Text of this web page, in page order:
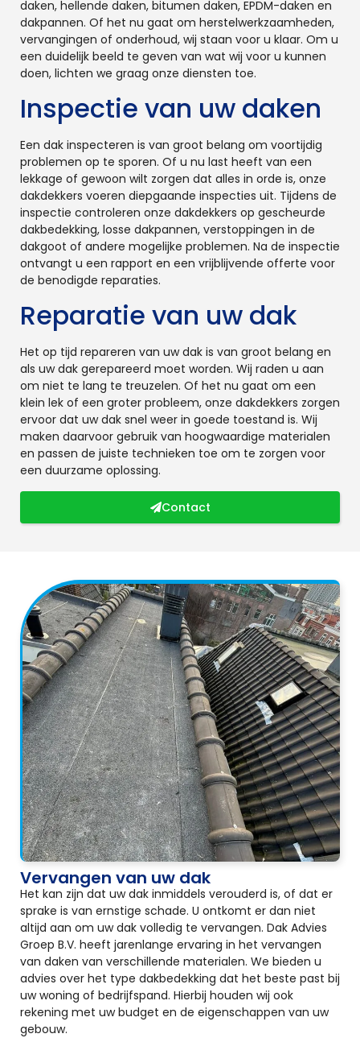
daken, hellende daken, bitumen daken, EPDM-daken en
dakpannen. Of het nu gaat om herstelwerkzaamheden,
vervangingen of onderhoud, wij staan voor u klaar. Om u
een duidelijk beeld te geven van wat wij voor u kunnen
doen, lichten we graag onze diensten toe.
Inspectie van uw daken
Een dak inspecteren is van groot belang om voortijdig
problemen op te sporen. Of u nu last heeft van een
lekkage of gewoon wilt zorgen dat alles in orde is, onze
dakdekkers voeren diepgaande inspecties uit. Tijdens de
inspectie controleren onze dakdekkers op gescheurde
dakbedekking, losse dakpannen, verstoppingen in de
dakgoot of andere mogelijke problemen. Na de inspectie
ontvangt u een rapport en een vrijblijvende offerte voor
de benodigde reparaties.
Reparatie van uw dak
Het op tijd repareren van uw dak is van groot belang en
als uw dak gerepareerd moet worden. Wij raden u aan
om niet te lang te treuzelen. Of het nu gaat om een
klein lek of een groter probleem, onze dakdekkers zorgen
ervoor dat uw dak snel weer in goede toestand is. Wij
maken daarvoor gebruik van hoogwaardige materialen
en passen de juiste technieken toe om te zorgen voor
een duurzame oplossing.
Contact
Vervangen van uw dak
Het kan zijn dat uw dak inmiddels verouderd is, of dat er
sprake is van ernstige schade. U ontkomt er dan niet
altijd aan om uw dak volledig te vervangen. Dak Advies
Groep B.V. heeft jarenlange ervaring in het vervangen
van daken van verschillende materialen. We bieden u
advies over het type dakbedekking dat het beste past bij
uw woning of bedrijfspand. Hierbij houden wij ook
rekening met uw budget en de eigenschappen van uw
gebouw.